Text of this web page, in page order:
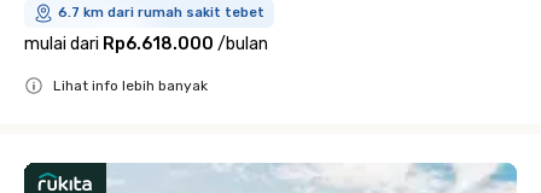
6.7 km dari rumah sakit tebet
mulai dari Rp6.618.000 /bulan
Lihat info lebih banyak